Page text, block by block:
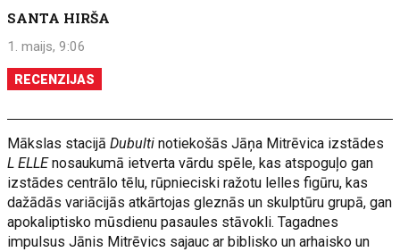
SANTA HIRŠA
1. maijs, 9:06
RECENZIJAS
Mākslas stacijāDubultinotiekošās Jāņa Mitrēvica izstādes
L ELLEnosaukumā ietverta vārdu spēle, kas atspoguļo gan
izstādes centrālo tēlu, rūpnieciski ražotu lelles figūru, kas
dažādās variācijās atkārtojas gleznās un skulptūru grupā, gan
apokaliptisko mūsdienu pasaules stāvokli. Tagadnes
impulsus Jānis Mitrēvics sajauc ar biblisko un arhaisko un